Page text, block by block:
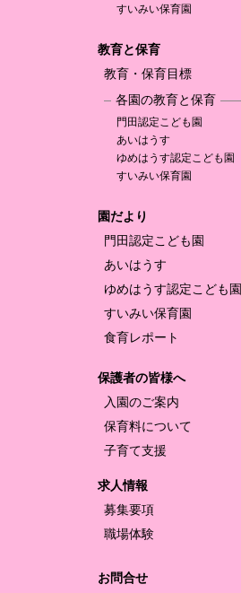
すいみい保育園
教育と保育
教育・保育目標
各園の教育と保育
門田認定こども園
あいはうす
ゆめはうす認定こども園
すいみい保育園
園だより
門田認定こども園
あいはうす
ゆめはうす認定こども園
すいみい保育園
食育レポート
保護者の皆様へ
入園のご案内
保育料について
子育て支援
求人情報
募集要項
職場体験
お問合せ